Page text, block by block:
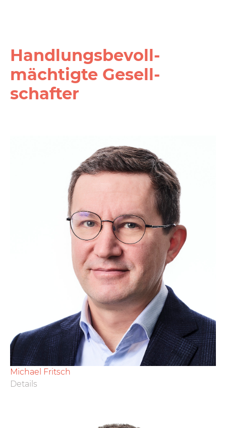
Handlungs­­bevoll­­
mächtigte Gesell­­
schafter
Michael Fritsch
Details